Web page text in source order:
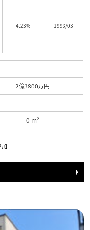
4.23% 1993/03
2億3800万円
0 m²